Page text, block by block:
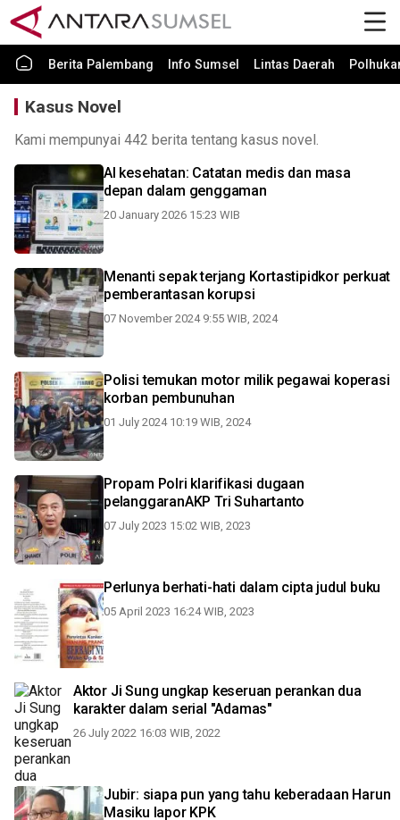
Berita Palembang Info Sumsel Lintas Daerah
Kasus Novel
Kami mempunyai 442 berita tentang kasus novel.
AI kesehatan: Catatan medis dan masa
depan dalam genggaman
20 January 2026 15:23 WIB
Menanti sepak terjang Kortastipidkor perkuat
pemberantasan korupsi
07 November 2024 9:55 WIB, 2024
Polisi temukan motor milik pegawai koperasi
korban pembunuhan
01 July 2024 10:19 WIB, 2024
Propam Polri klarifikasi dugaan
pelanggaranAKP Tri Suhartanto
07 July 2023 15:02 WIB, 2023
Perlunya berhati-hati dalam cipta judul buku
05 April 2023 16:24 WIB, 2023
Aktor Ji Sung ungkap keseruan perankan dua
karakter dalam serial "Adamas"
26 July 2022 16:03 WIB, 2022
Jubir: siapa pun yang tahu keberadaan Harun
Masiku lapor KPK